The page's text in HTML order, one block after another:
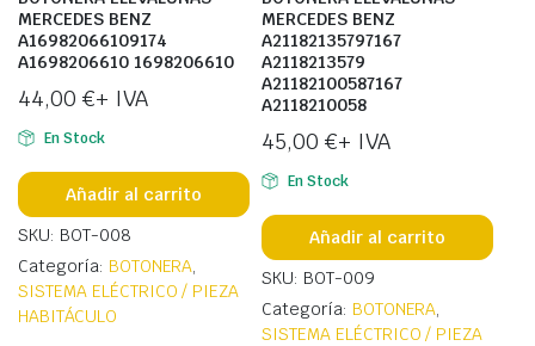
MERCEDES BENZ
A16982066109174
A1698206610 1698206610
44,00 €+ IVA
En Stock
Añadir al carrito
SKU: BOT-008
Categoría: BOTONERA,
SISTEMA ELÉCTRICO / PIEZA
HABITÁCULO
MERCEDES BENZ
A21182135797167
A2118213579
A21182100587167
A2118210058
45,00 €+ IVA
En Stock
Añadir al carrito
SKU: BOT-009
Categoría: BOTONERA,
SISTEMA ELÉCTRICO / PIEZA